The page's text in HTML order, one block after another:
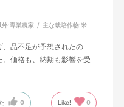
外:専業農家 主な栽培作物:米
品不足が予想されたの
価格も、納期も影響を受
0 Like! 0